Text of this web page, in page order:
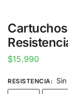
$15.990
RESISTENCIA :